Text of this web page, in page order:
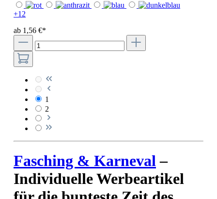
+12
ab 1,56 €*
1
2
Fasching & Karneval–
Individuelle Werbeartikel